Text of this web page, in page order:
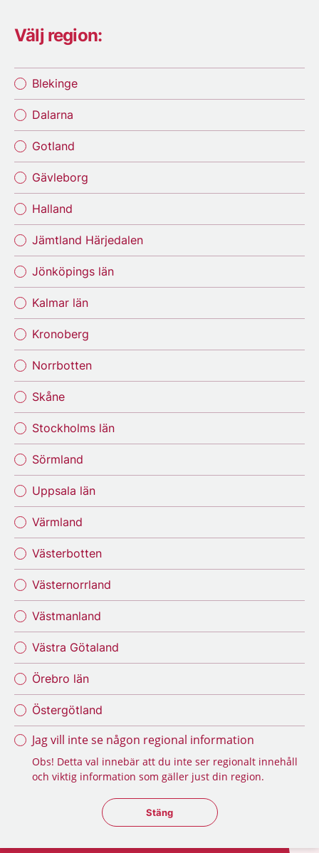
Välj region:
Blekinge
Dalarna
Gotland
Gävleborg
Halland
Jämtland Härjedalen
Jönköpings län
Kalmar län
Kronoberg
Norrbotten
Skåne
Stockholms län
Sörmland
Uppsala län
Värmland
Västerbotten
Västernorrland
Västmanland
Västra Götaland
Örebro län
Östergötland
Jag vill inte se någon regional information
Obs! Detta val innebär att du inte ser regionalt innehåll
och viktig information som gäller just din region.
Stäng regionsväljaren
Stäng